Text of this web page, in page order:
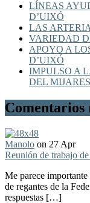
LÍNEAS
D’UIXÓ
LAS
VARIEDAD
APOYO A
D’UIXÓ
IMPULSO A
DEL MIJARES
Comentarios
Manolo on 27 Apr
Reunión de trabajo
Me parece importante
de regantes de la
respuestas […]